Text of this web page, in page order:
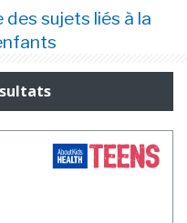
des sujets liés à la